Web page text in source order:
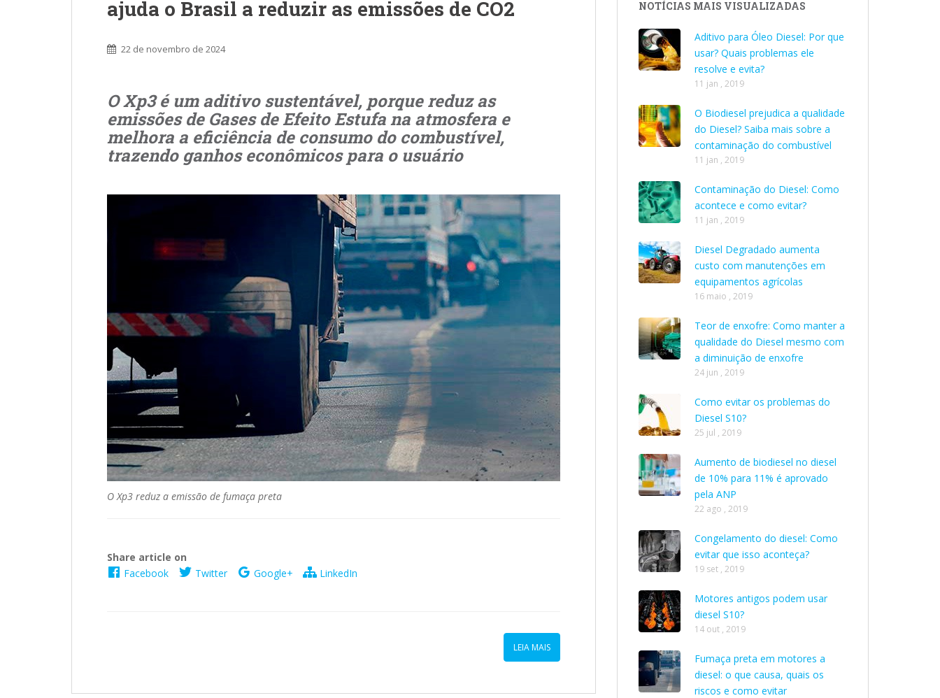
ajuda o Brasil a reduzir as emissões de CO2
22 de novembro de 2024
O Xp3 é um aditivo sustentável, porque reduz as
emissões de Gases de Efeito Estufa na atmosfera e
melhora a eficiência de consumo do combustível,
trazendo ganhos econômicos para o usuário
O Xp3 reduz a emissão de fumaça preta
Share article on
Facebook
Twitter Google+ LinkedIn
LEIA MAIS
NOTÍCIAS MAIS VISUALIZADAS
Aditivo para Óleo Diesel: Por que
usar? Quais problemas ele
resolve e evita?
11 jan , 2019
O Biodiesel prejudica a qualidade
do Diesel? Saiba mais sobre a
contaminação do combustível
11 jan , 2019
Contaminação do Diesel: Como
acontece e como evitar?
11 jan , 2019
Diesel Degradado aumenta
custo com manutenções em
equipamentos agrícolas
16 maio , 2019
Teor de enxofre: Como manter a
qualidade do Diesel mesmo com
a diminuição de enxofre
24 jun , 2019
Como evitar os problemas do
Diesel S10?
25 jul , 2019
Aumento de biodiesel no diesel
de 10% para 11% é aprovado
pela ANP
22 ago , 2019
Congelamento do diesel: Como
evitar que isso aconteça?
19 set , 2019
Motores antigos podem usar
diesel S10?
14 out , 2019
Fumaça preta em motores a
diesel: o que causa, quais os
riscos e como evitar